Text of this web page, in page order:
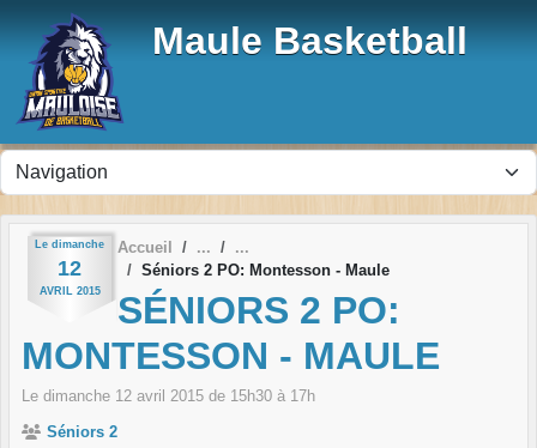
Maule Basketball
Le dimanche
12
AVRIL 2015
Accueil
Séniors 2 PO: Montesson - Maule
SÉNIORS 2 PO:
MONTESSON - MAULE
Le dimanche 12 avril 2015 de 15h30 à 17h
Séniors 2
Panneau de gestion des cookies